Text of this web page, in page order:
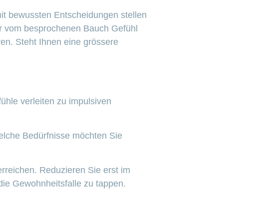
bewussten Entscheidungen stellen
besprochenen Bauch Gefühl
Steht Ihnen eine grössere
verleiten zu impulsiven
Bedürfnisse möchten Sie
Reduzieren Sie erst im
Gewohnheitsfalle zu tappen.